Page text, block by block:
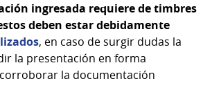
ingresada requiere de timbres
deben estar debidamente
, en caso de surgir dudas la
la presentación en forma
la documentación